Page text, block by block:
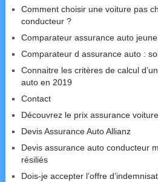
Comment choisir une voiture pas
conducteur ?
Comparateur assurance auto
Comparateur d assurance auto :
Connaitre les critères de calcul
auto en 2019
Contact
Découvrez le prix assurance
Devis Assurance Auto Allianz
Devis assurance auto conducteur
résiliés
Dois-je accepter l’offre